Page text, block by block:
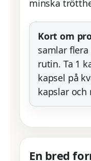
minska
Kort om
samlar
rutin. Ta 1
kapsel på
kapslar och
En bred